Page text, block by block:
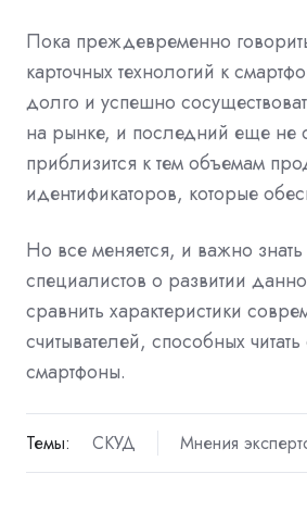
Пока преждевременно
карточных технологий к
долго и успешно
на рынке, и последний еще не
приблизится к тем объемам
идентификаторов, которые
Но все меняется, и важно
специалистов о развитии
сравнить характеристики
считывателей, способных
смартфоны.
Темы: СКУД Мнения